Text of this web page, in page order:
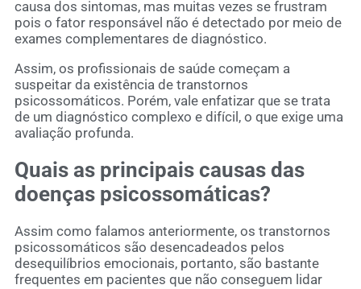
causa dos sintomas, mas muitas vezes se frustram
pois o fator responsável não é detectado por meio de
exames complementares de diagnóstico.
Assim, os profissionais de saúde começam a
suspeitar da existência de transtornos
psicossomáticos. Porém, vale enfatizar que se trata
de um diagnóstico complexo e difícil, o que exige uma
avaliação profunda.
Quais as principais causas das
doenças psicossomáticas?
Assim como falamos anteriormente, os transtornos
psicossomáticos são desencadeados pelos
desequilíbrios emocionais, portanto, são bastante
frequentes em pacientes que não conseguem lidar